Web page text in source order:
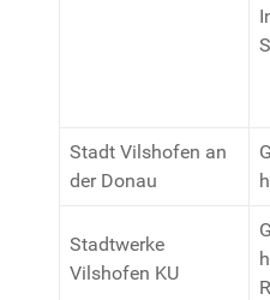
Stadt Vilshofen an
der Donau
Stadtwerke
Vilshofen KU